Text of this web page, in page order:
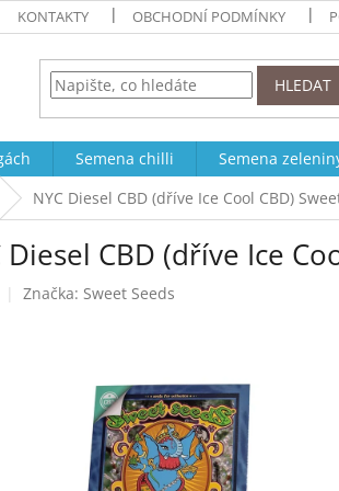
KONTAKTY OBCHODNÍ PODMÍNKY
HLEDAT
Semena chilli Semena
NYC Diesel CBD (dříve Ice Cool CBD)
Diesel CBD (dříve Ice
Značka: Sweet Seeds